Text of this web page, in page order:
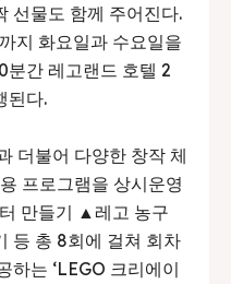
선물도 함께 주어진다.
지 화요일과 수요일을
분간 레고랜드 호텔 2
된다.
더불어 다양한 창작 체
프로그램을 상시운영
만들기 ▲레고 농구
등 총 8회에 걸쳐 회차
하는 ‘LEGO 크리에이